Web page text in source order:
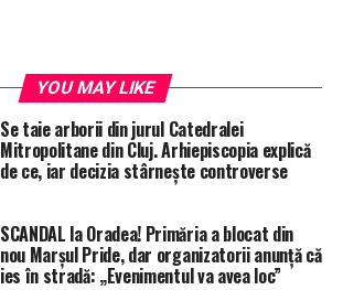
YOU MAY LIKE
Se taie arborii din jurul Catedralei
Mitropolitane din Cluj. Arhiepiscopia explică
de ce, iar decizia stârnește controverse
SCANDAL la Oradea! Primăria a blocat din
nou Marșul Pride, dar organizatorii anunță că
ies în stradă: „Evenimentul va avea loc”